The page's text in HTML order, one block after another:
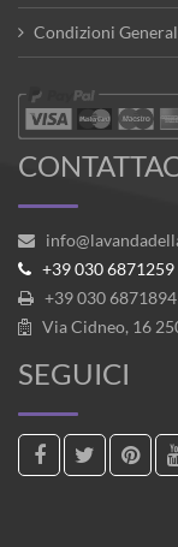
Condizioni
+39 030 6871259
+39 030 6871894
Via Cidneo, 16
SEGUICI